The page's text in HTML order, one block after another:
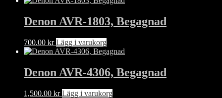
Denon AVR-1803, Begagnad
700.00 kr Lägg i varukorg
Denon AVR-4306, Begagnad
1,500.00 kr Lägg i varukorg